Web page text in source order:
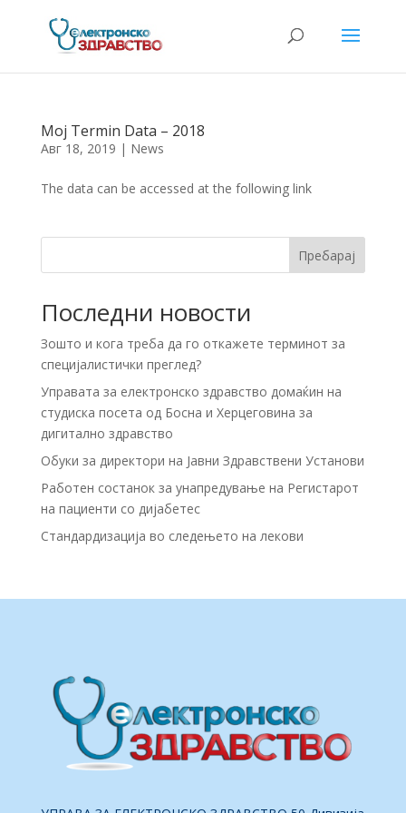
Moj Termin Data – 2018
Авг 18, 2019 | News
The data can be accessed at the following link
Пребарај
Последни новости
Зошто и кога треба да го откажете терминот за
специјалистички преглед?
Управата за електронско здравство домаќин на
студиска посета од Босна и Херцеговина за
дигитално здравство
Обуки за директори на Јавни Здравствени Установи
Работен состанок за унапредување на Регистарот
на пациенти со дијабетес
Стандардизација во следењето на лекови